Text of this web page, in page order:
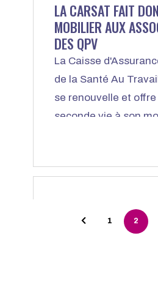
LA CARSAT FAIT
MOBILIER AUX
DES QPV
La Caisse
de la Santé Au
se renouvelle et offre
seconde vie à son
Prioritaires de la Ville
ACCOMPAGNER LE
Page précédente
1 2